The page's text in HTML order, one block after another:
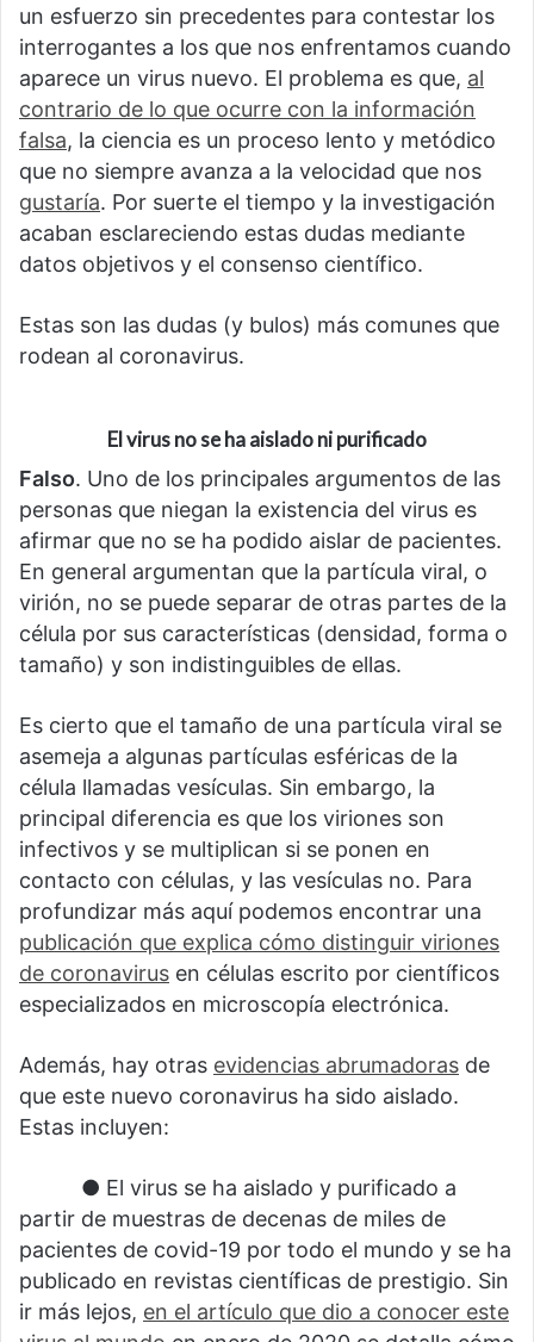
un esfuerzo sin precedentes para contestar los
interrogantes a los que nos enfrentamos cuando
aparece un virus nuevo. El problema es que, al
contrario de lo que ocurre con la información
falsa, la ciencia es un proceso lento y metódico
que no siempre avanza a la velocidad que nos
gustaría. Por suerte el tiempo y la investigación
acaban esclareciendo estas dudas mediante
datos objetivos y el consenso científico.
Estas son las dudas (y bulos) más comunes que
rodean al coronavirus.
El virus no se ha aislado ni purificado
Falso. Uno de los principales argumentos de las
personas que niegan la existencia del virus es
afirmar que no se ha podido aislar de pacientes.
En general argumentan que la partícula viral, o
virión, no se puede separar de otras partes de la
célula por sus características (densidad, forma o
tamaño) y son indistinguibles de ellas.
Es cierto que el tamaño de una partícula viral se
asemeja a algunas partículas esféricas de la
célula llamadas vesículas. Sin embargo, la
principal diferencia es que los viriones son
infectivos y se multiplican si se ponen en
contacto con células, y las vesículas no. Para
profundizar más aquí podemos encontrar una
publicación que explica cómo distinguir viriones
de coronavirus en células escrito por científicos
especializados en microscopía electrónica.
Además, hay otras evidencias abrumadoras de
que este nuevo coronavirus ha sido aislado.
Estas incluyen:
⠀⠀⠀⠀● El virus se ha aislado y purificado a
partir de muestras de decenas de miles de
pacientes de covid-19 por todo el mundo y se ha
publicado en revistas científicas de prestigio. Sin
ir más lejos, en el artículo que dio a conocer este